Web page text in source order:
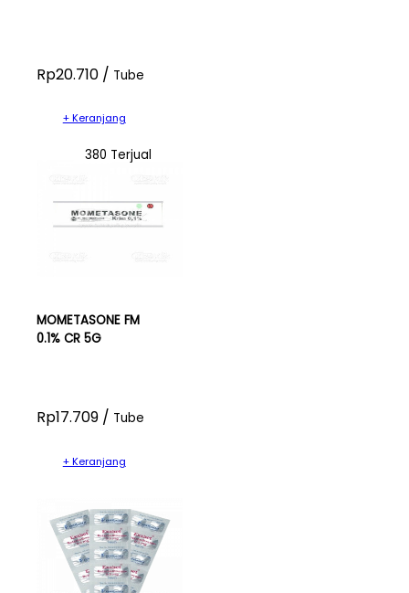
Rp20.710 / Tube
+ Keranjang
380 Terjual
MOMETASONE FM
0.1% CR 5G
Rp17.709 / Tube
+ Keranjang